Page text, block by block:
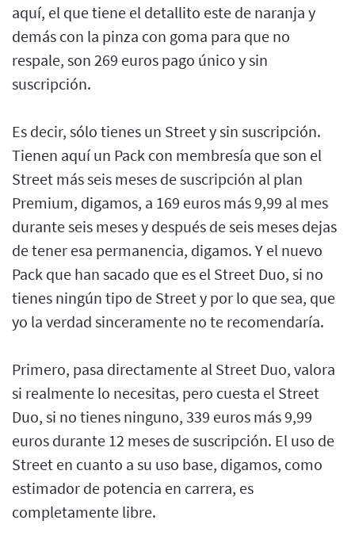
aquí, el que tiene el detallito este de naranja y
demás con la pinza con goma para que no
respale, son 269 euros pago único y sin
suscripción.
Es decir, sólo tienes un Street y sin suscripción.
Tienen aquí un Pack con membresía que son el
Street más seis meses de suscripción al plan
Premium, digamos, a 169 euros más 9,99 al mes
durante seis meses y después de seis meses dejas
de tener esa permanencia, digamos. Y el nuevo
Pack que han sacado que es el Street Duo, si no
tienes ningún tipo de Street y por lo que sea, que
yo la verdad sinceramente no te recomendaría.
Primero, pasa directamente al Street Duo, valora
si realmente lo necesitas, pero cuesta el Street
Duo, si no tienes ninguno, 339 euros más 9,99
euros durante 12 meses de suscripción. El uso de
Street en cuanto a su uso base, digamos, como
estimador de potencia en carrera, es
completamente libre.